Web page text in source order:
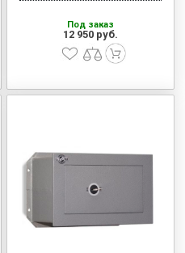
Под заказ
12 950 руб.